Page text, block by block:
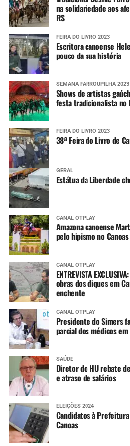
na solidariedade aos
RS
FEIRA DO LIVRO 2023
Escritora canoense
pouco da sua história
SEMANA FARROUPILHA 2023
Shows de artistas
festa tradicionalista no
FEIRA DO LIVRO 2023
38ª Feira do Livro de
GERAL
Estátua da Liberdade
CANAL OTPLAY
Amazona canoense
pelo hipismo no
CANAL OTPLAY
ENTREVISTA
obras dos diques em
enchente
CANAL OTPLAY
Presidente do Simers
parcial dos médicos em
SAÚDE
Diretor do HU rebate
e atraso de salários
ELEIÇÕES 2024
Candidatos à
Canoas